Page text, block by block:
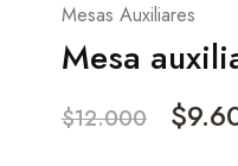
Mesas Auxiliares
Mesa
$12.000 $